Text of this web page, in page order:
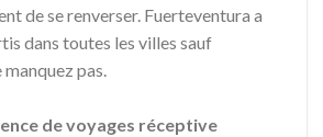
de se renverser. Fuerteventura a
dans toutes les villes sauf
pas.
de voyages réceptive